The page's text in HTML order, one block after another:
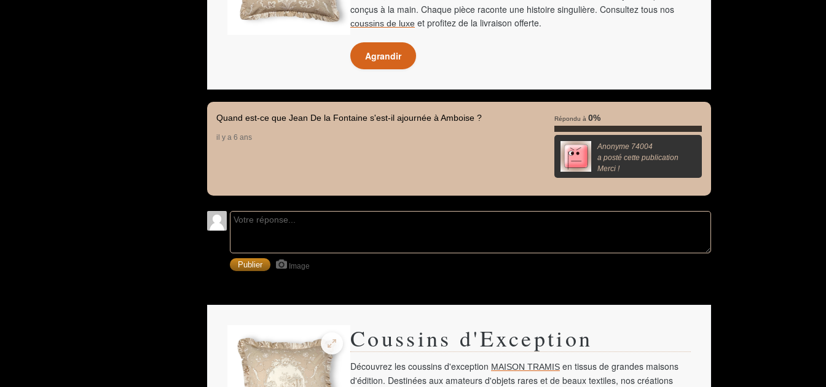
conçus à la main. Chaque pièce raconte une histoire singulière. Consultez tous nos
coussins de luxe et profitez de la livraison offerte.
Agrandir
Répondu à 0%
Anonyme 74004
a posté cette publication
Merci !
Quand est-ce que Jean De la Fontaine s'est-il ajournée à Amboise ?
il y a 6 ans
Image
Coussins d'Exception
Découvrez les coussins d'exception MAISON TRAMIS en tissus de grandes maisons
d'édition. Destinées aux amateurs d'objets rares et de beaux textiles, nos créations